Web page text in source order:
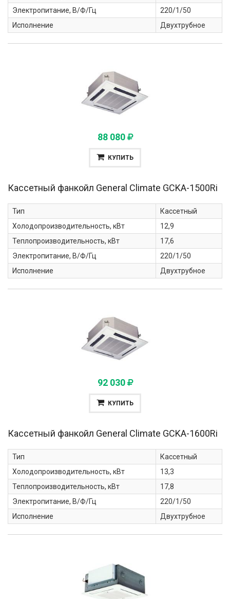
Электропитание, В/Ф/Гц
220/1/50
Исполнение
Двухтрубное
88 080
КУПИТЬ
Кассетный фанкойл General Climate GCKA-1500Ri
Тип
Кассетный
Холодопроизводительность, кВт
12,9
Теплопроизводительность, кВт
17,6
Электропитание, В/Ф/Гц
220/1/50
Исполнение
Двухтрубное
92 030
КУПИТЬ
Кассетный фанкойл General Climate GCKA-1600Ri
Тип
Кассетный
Холодопроизводительность, кВт
13,3
Теплопроизводительность, кВт
17,8
Электропитание, В/Ф/Гц
220/1/50
Исполнение
Двухтрубное